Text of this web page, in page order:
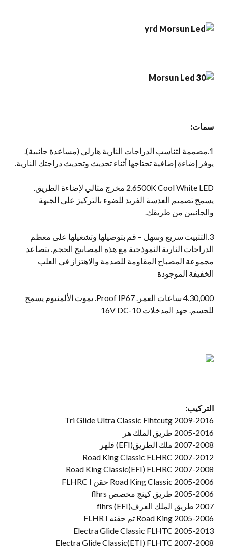
سمات:
1.مصممة لتناسب الدراجات النارية هارلي (مساعدة جانبية).
يوفر إضاءة إضافية تحتاجها أثناء تحديث وتحديث دراجتك النارية.
2.6500K Cool White LED مخرج مثالي لإضاءة الطريق.
يسمح تصميم العدسة الفريد للضوء بالتركيز على الجبهة
والجانبين من طريقك.
3.التثبيت سريع وسهل – قم بتوصيلها وتشغيلها على معظم
الدراجات النارية النموذجية مع هذه المصابيح الحجم. يتصاعد
مجموعة المصباح المقاومة للصدمة والاهتزاز في العلب
الخفيفة الموجودة
4.30,000 ساعات العمر. Proof IP67. يموت الألمنيوم يسمح
للجسم. جهد المدخلات 10-16V DC
التركيب:
2009-2016 Tri Glide Ultra Classic Flhtcutg
2005-2016 طريق الملك هر
2007-2008 ملك الطريق(EFI) فلهر
2007-2012 Road King Classic FLHRC
2007-2008 Road King Classic(EFI) FLHRC
2005-2006 Road King Classic حقن FLHRC I
2005-2006 طريق كينج مخصص flhrs
2007 طريق الملك العرف(EFI) flhrs
2005-2006 Road King تم حقنه FLHR I
2005-2013 Electra Glide Classic FLHTC
2007-2008 Electra Glide Classic(ETI) FLHTC